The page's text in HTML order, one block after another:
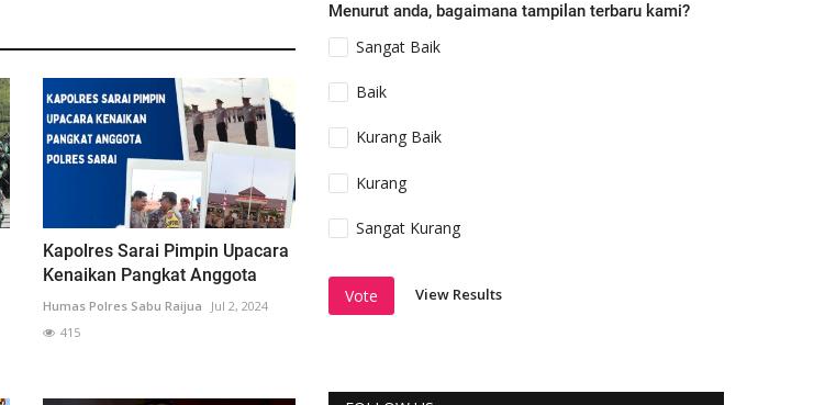
Kapolres Sarai Pimpin Upacara
Kenaikan Pangkat Anggota
Humas Polres Sabu Raijua
Jul 2, 2024
415
Menurut anda, bagaimana tampilan terbaru kami?
Sangat Baik
Baik
Kurang Baik
Kurang
Sangat Kurang
Vote View Results